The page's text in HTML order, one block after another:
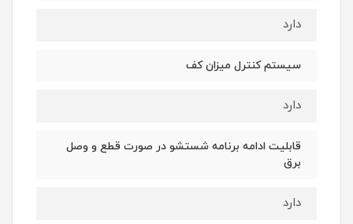
دارد
سیستم کنترل میزان کف
دارد
قابلیت ادامه برنامه شستشو در صورت قطع و وصل
برق
دارد